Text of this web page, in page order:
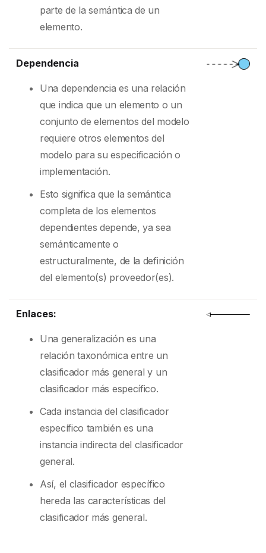
parte de la semántica de un
elemento.
Dependencia
Una dependencia es una relación
que indica que un elemento o un
conjunto de elementos del modelo
requiere otros elementos del
modelo para su especificación o
implementación.
Esto significa que la semántica
completa de los elementos
dependientes depende, ya sea
semánticamente o
estructuralmente, de la definición
del elemento(s) proveedor(es).
Enlaces:
Una generalización es una
relación taxonómica entre un
clasificador más general y un
clasificador más específico.
Cada instancia del clasificador
específico también es una
instancia indirecta del clasificador
general.
Así, el clasificador específico
hereda las características del
clasificador más general.